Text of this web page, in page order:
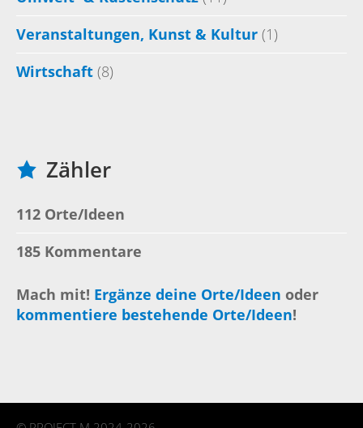
Veranstaltungen, Kunst & Kultur (1)
Wirtschaft (8)
Zähler
112 Orte/Ideen
185 Kommentare
Mach mit! Ergänze deine Orte/Ideen oder
kommentiere bestehende Orte/Ideen!